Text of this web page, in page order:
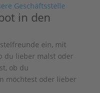
in den
ein, mit
du lieber malst oder
ob du
möchtest oder lieber